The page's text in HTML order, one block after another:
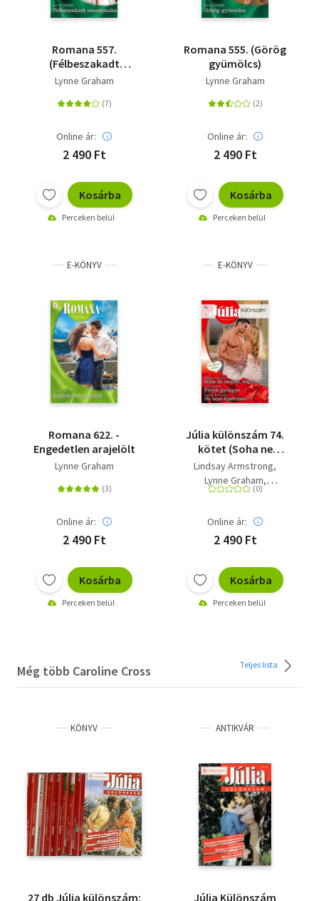
Romana 557.
(Félbeszakadt
nászéjszaka)
Lynne Graham
Online ár:
2 490 Ft
Kosárba
Perceken belül
Romana 555. (Görög
gyümölcs)
Lynne Graham
Online ár:
2 490 Ft
Kosárba
Perceken belül
E-KÖNYV
Romana 622. -
Engedetlen arajelölt
Lynne Graham
Online ár:
2 490 Ft
Kosárba
Perceken belül
E-KÖNYV
Júlia különszám 74.
kötet (Soha ne
mondd, hogy soha!;
Férjek gyöngye; Ne
hozz kísértésbe!)
Lindsay Armstrong
Lynne Graham
Melanie Milburne
Online ár:
2 490 Ft
Kosárba
Perceken belül
Még több Caroline Cross Teljes lista
KÖNYV
27 db Júlia különszám:
ANTIKVÁR
Júlia Különszám